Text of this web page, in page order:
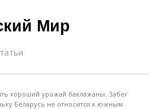
Мир
хороший урожай баклажаны. Забег
Беларусь не относится к южным